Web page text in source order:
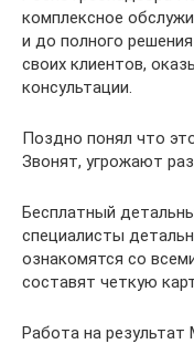
комплексное
и до полного
своих клиентов,
консультации.
Поздно понял что
Звонят, угрожают
Бесплатный
специалисты
ознакомятся со
составят четкую
Работа на результат